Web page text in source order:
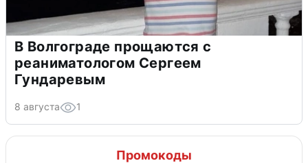
В Волгограде прощаются с
реаниматологом Сергеем
Гундаревым
8 августа 1
Промокоды